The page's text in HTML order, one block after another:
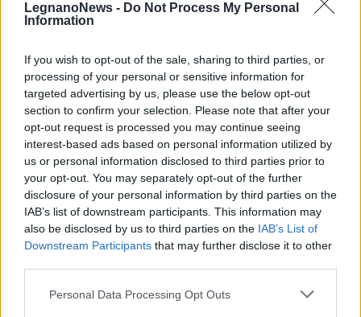
LegnanoNews - Do Not Process My Personal
Information
If you wish to opt-out of the sale, sharing to third parties, or
processing of your personal or sensitive information for
targeted advertising by us, please use the below opt-out
section to confirm your selection. Please note that after your
opt-out request is processed you may continue seeing
interest-based ads based on personal information utilized by
us or personal information disclosed to third parties prior to
your opt-out. You may separately opt-out of the further
disclosure of your personal information by third parties on the
IAB’s list of downstream participants. This information may
also be disclosed by us to third parties on the IAB’s List of
Downstream Participants that may further disclose it to other
Personal Data Processing Opt Outs
SCUOLA
Husmann e Furedi, ma anche
Bianucci e Calabresi: le tracce più
“gettonate” tra gli studenti di
Legnano alla Maturità 2026